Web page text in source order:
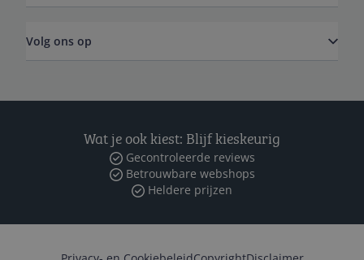
Volg ons op
Wat je ook kiest: Blijf kieskeurig
Gecontroleerde reviews
Betrouwbare webshops
Heldere prijzen